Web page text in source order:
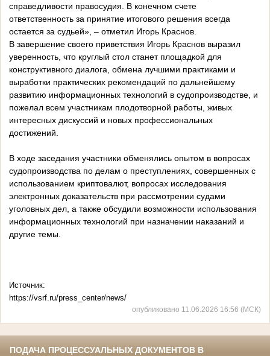
справедливости правосудия. В конечном счете
ответственность за принятие итогового решения всегда
остается за судьей», – отметил Игорь Краснов.
В завершение своего приветствия Игорь Краснов выразил
уверенность, что круглый стол станет площадкой для
конструктивного диалога, обмена лучшими практиками и
выработки практических рекомендаций по дальнейшему
развитию информационных технологий в судопроизводстве, и
пожелал всем участникам плодотворной работы, живых
интересных дискуссий и новых профессиональных
достижений.
В ходе заседания участники обменялись опытом в вопросах
судопроизводства по делам о преступлениях, совершенных с
использованием криптовалют, вопросах исследования
электронных доказательств при рассмотрении судами
уголовных дел, а также обсудили возможности использования
информационных технологий при назначении наказаний и
другие темы.
Источник:
https://vsrf.ru/press_center/news/
опубликовано 11.06.2026 16:56 (МСК)
ПОДАЧА ПРОЦЕССУАЛЬНЫХ ДОКУМЕНТОВ В